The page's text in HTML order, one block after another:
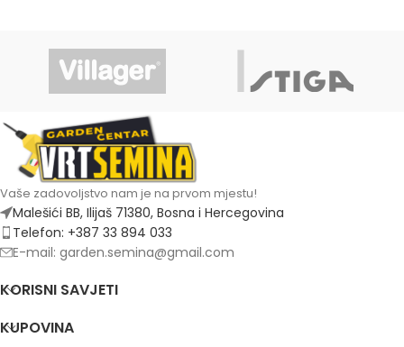
Vaše zadovoljstvo nam je na prvom mjestu!
Malešići BB, Ilijaš 71380, Bosna i Hercegovina
Telefon: +387 33 894 033
E-mail: garden.semina@gmail.com
KORISNI SAVJETI
KUPOVINA